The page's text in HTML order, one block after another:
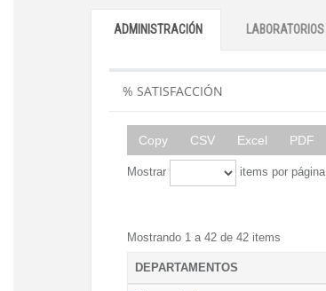
ADMINISTRACIÓN LABORATORIOS
% SATISFACCIÓN
Copy CSV Excel PDF
Mostrar items por página
Mostrando 1 a 42 de 42 items
DEPARTAMENTOS